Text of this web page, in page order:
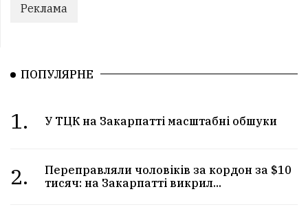
Реклама
ПОПУЛЯРНЕ
1. У ТЦК на Закарпатті масштабні обшуки
2.
Переправляли чоловіків за кордон за $10
тисяч: на Закарпатті викрил...